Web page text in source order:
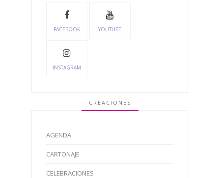
FACEBOOK YOUTUBE
INSTAGRAM
CREACIONES
AGENDA
CARTONAJE
CELEBRACIONES